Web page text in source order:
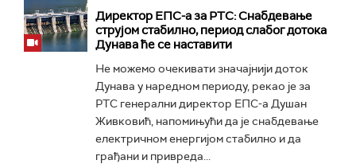
Директор ЕПС-а за РТС: Снабдевање
струјом стабилно, период слабог дотока
Дунава ће се наставити
Не можемо очекивати значајнији доток
Дунава у наредном периоду, рекао је за
РТС генерални директор ЕПС-а Душан
Живковић, напомињући да је снабдевање
електричном енергијом стабилно и да
грађани и привреда...